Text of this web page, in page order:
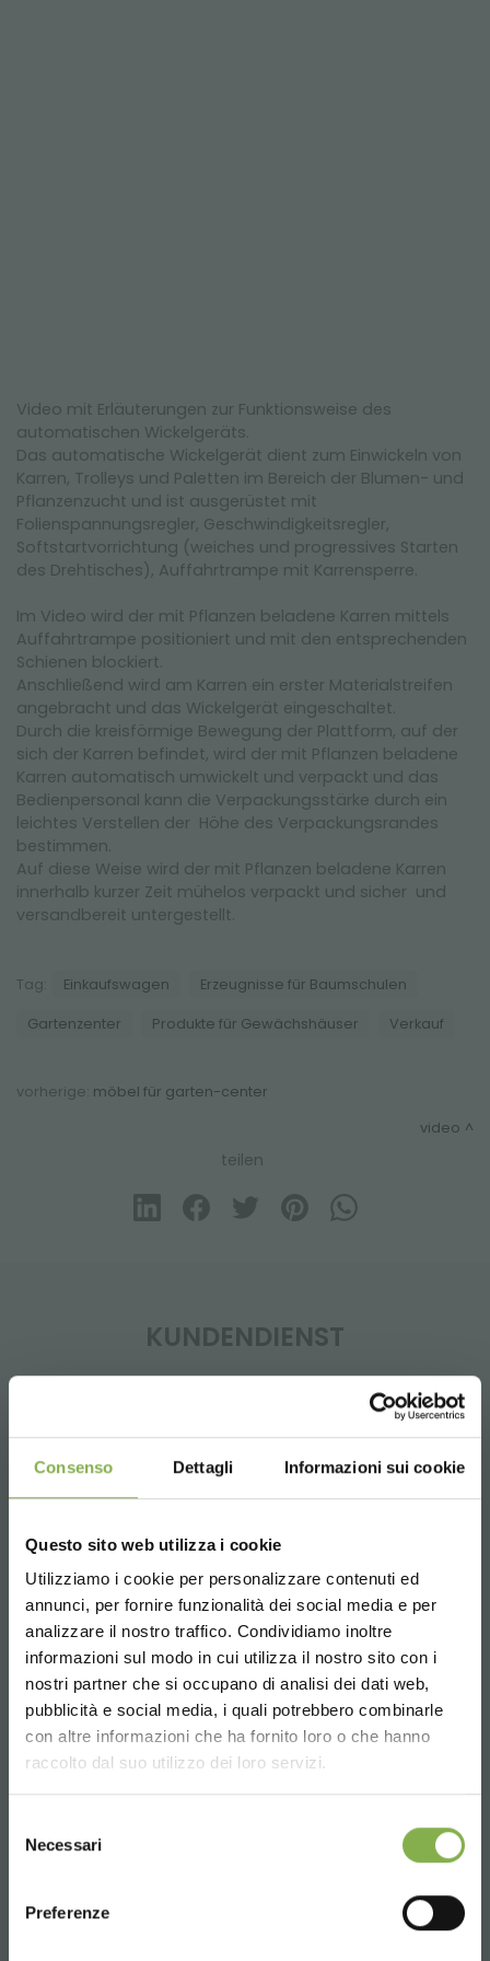
Consenso Dettagli Informazioni sui cookie
Questo sito web utilizza i cookie
Utilizziamo i cookie per personalizzare contenuti ed
annunci, per fornire funzionalità dei social media e per
analizzare il nostro traffico. Condividiamo inoltre
informazioni sul modo in cui utilizza il nostro sito con i
nostri partner che si occupano di analisi dei dati web,
pubblicità e social media, i quali potrebbero combinarle
con altre informazioni che ha fornito loro o che hanno
raccolto dal suo utilizzo dei loro servizi.
delNecessari
Preferenze
Video mit Erläuterungen zur Funktionsweise des
automatischen Wickelgeräts.
Das automatische Wickelgerät dient zum Einwickeln von
Karren, Trolleys und Paletten im Bereich der Blumen- und
Pflanzenzucht und ist ausgerüstet mit
Folienspannungsregler, Geschwindigkeitsregler,
Softstartvorrichtung (weiches und progressives Starten
des Drehtisches), Auffahrtrampe mit Karrensperre.
Im Video wird der mit Pflanzen beladene Karren mittels
Auffahrtrampe positioniert und mit den entsprechenden
Schienen blockiert.
Anschließend wird am Karren ein erster Materialstreifen
angebracht und das Wickelgerät eingeschaltet.
Durch die kreisförmige Bewegung der Plattform, auf der
sich der Karren befindet, wird der mit Pflanzen beladene
Karren automatisch umwickelt und verpackt und das
Bedienpersonal kann die Verpackungsstärke durch ein
leichtes Verstellen der Höhe des Verpackungsrandes
bestimmen.
Auf diese Weise wird der mit Pflanzen beladene Karren
innerhalb kurzer Zeit mühelos verpackt und sicher und
versandbereit untergestellt.
Tag: Einkaufswagen Erzeugnisse für Baumschulen
Gartenzenter Produkte für Gewächshäuser Verkauf
vorherige: möbel für garten-center
video
teilen
Choose the country you are in and your
language for a better browsing experience
KUNDENDIENST
Whatsapp
+39 3457719939
Email
Anfrage Informationen
info@orlandelli.it
TAUCHE EIN IN UNSERE
WELT!
Ein kleines Geschenk für dich...
5 % Rabattauf deine erste Bestellung *
2 % Rabatt immerauf tutti deine
zukünftigen Einkäufe *
ab einem Bestellwert
von 15.000 €
der Registrierung die Option Newsletter)